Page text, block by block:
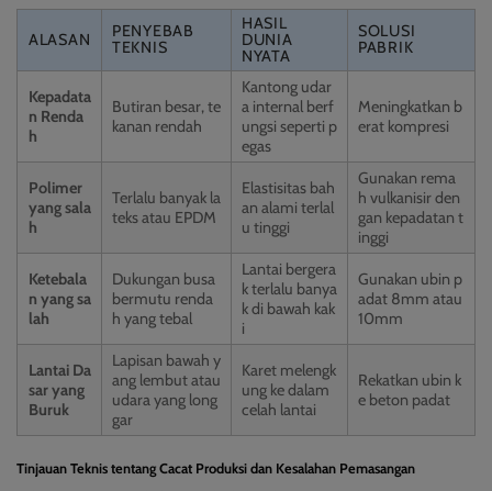
ALASAN
PENYEBAB
TEKNIS
HASIL
DUNIA
NYATA
SOLUSI
PABRIK
Kepadata
n Renda
h
Butiran besar, te
kanan rendah
Kantong udar
a internal berf
ungsi seperti p
egas
Meningkatkan b
erat kompresi
Polimer
yang sala
h
Terlalu banyak la
teks atau EPDM
Elastisitas bah
an alami terlal
u tinggi
Gunakan rema
h vulkanisir den
gan kepadatan t
inggi
Ketebala
n yang sa
lah
Dukungan busa
bermutu renda
h yang tebal
Lantai bergera
k terlalu banya
k di bawah kak
i
Gunakan ubin p
adat 8mm atau
10mm
Lantai Da
sar yang
Buruk
Lapisan bawah y
ang lembut atau
udara yang long
gar
Karet melengk
ung ke dalam
celah lantai
Rekatkan ubin k
e beton padat
Tinjauan Teknis tentang Cacat Produksi dan Kesalahan Pemasangan